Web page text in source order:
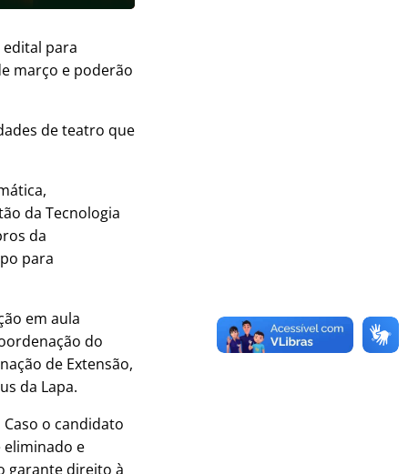
edital para
março e poderão
de teatro que
da Tecnologia
da
para
em aula
do
de Extensão,
da Lapa.
o candidato
e
garante direito à